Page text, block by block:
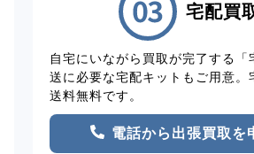
宅配買
自宅にいながら買取が完了する「
送に必要な宅配キットもご用意。
送料無料です。
電話から出張買取を